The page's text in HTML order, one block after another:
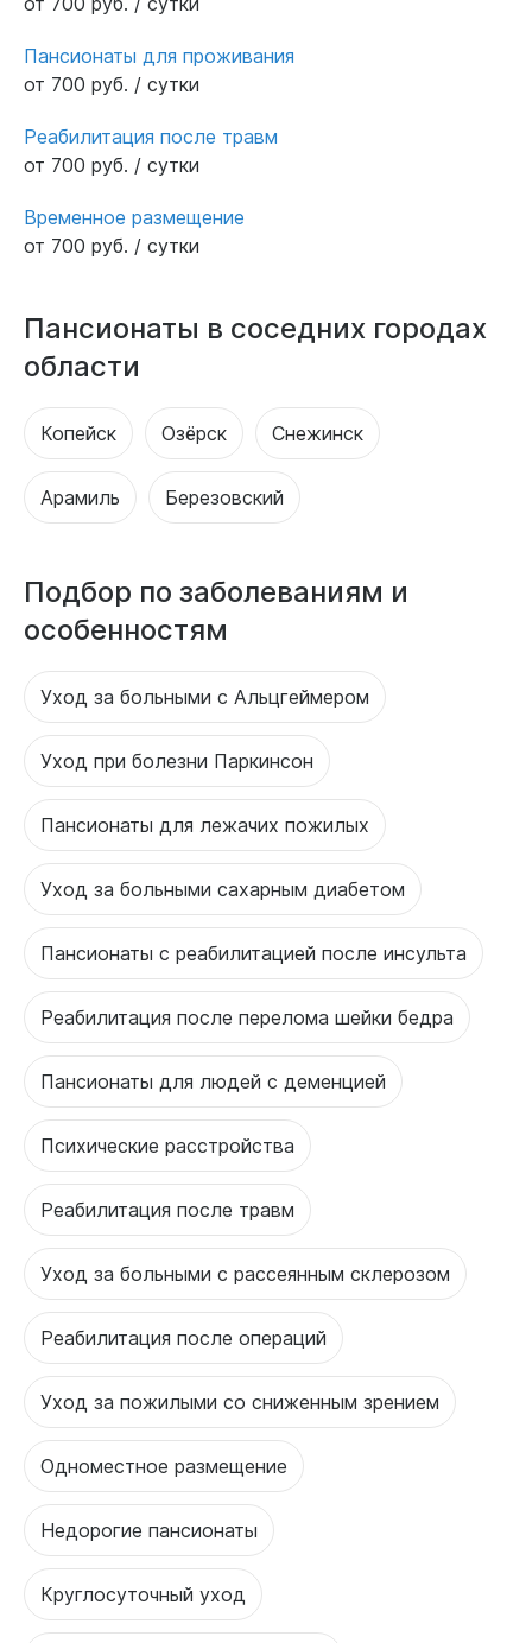
Пансионаты для проживания
от 700 руб. / сутки
Реабилитация после травм
от 700 руб. / сутки
Временное размещение
от 700 руб. / сутки
Пансионаты в соседних городах
области
Копейск Озёрск Снежинск
Арамиль Березовский
Подбор по заболеваниям и
особенностям
Уход за больными с Альцгеймером
Уход при болезни Паркинсон
Пансионаты для лежачих пожилых
Уход за больными сахарным диабетом
Пансионаты с реабилитацией после инсульта
Реабилитация после перелома шейки бедра
Пансионаты для людей с деменцией
Психические расстройства
Реабилитация после травм
Уход за больными с рассеянным склерозом
Реабилитация после операций
Уход за пожилыми со сниженным зрением
Одноместное размещение
Недорогие пансионаты
Круглосуточный уход